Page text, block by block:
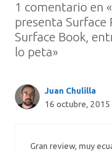
1 comentario en
presenta Surface
Surface Book,
lo peta»
Juan Chulilla
16 octubre, 2015
Gran review, muy